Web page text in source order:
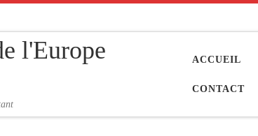
l'Europe
ACCUEIL
CONTACT